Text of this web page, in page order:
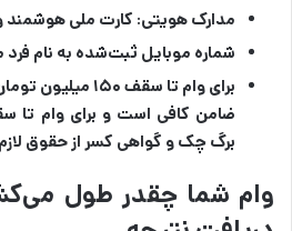
مدارک هویتی: کارت ملی هوشمند
شماره موبایل ثبت‌شده به نام
برای وام تا سقف
برگ چک و گواهی کسر از حقوق
وام شما چقدر طول